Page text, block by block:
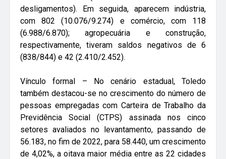
desligamentos). Em seguida, aparecem indústria,
com 802 (10.076/9.274) e comércio, com 118
(6.988/6.870); agropecuária e construção,
respectivamente, tiveram saldos negativos de 6
(838/844) e 42 (2.410/2.452).
Vínculo formal – No cenário estadual, Toledo
também destacou-se no crescimento do número de
pessoas empregadas com Carteira de Trabalho da
Previdência Social (CTPS) assinada nos cinco
setores avaliados no levantamento, passando de
56.183, no fim de 2022, para 58.440, um crescimento
de 4,02%, a oitava maior média entre as 22 cidades